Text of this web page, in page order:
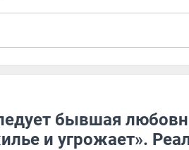
бывшая
и угрожает».